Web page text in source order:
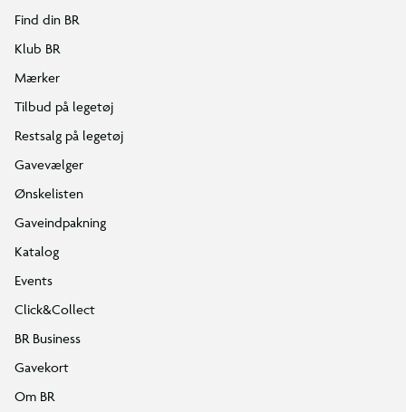
Find din BR
Klub BR
Mærker
Tilbud på legetøj
Restsalg på legetøj
Gavevælger
Ønskelisten
Gaveindpakning
Katalog
Events
Click&Collect
BR Business
Gavekort
Om BR